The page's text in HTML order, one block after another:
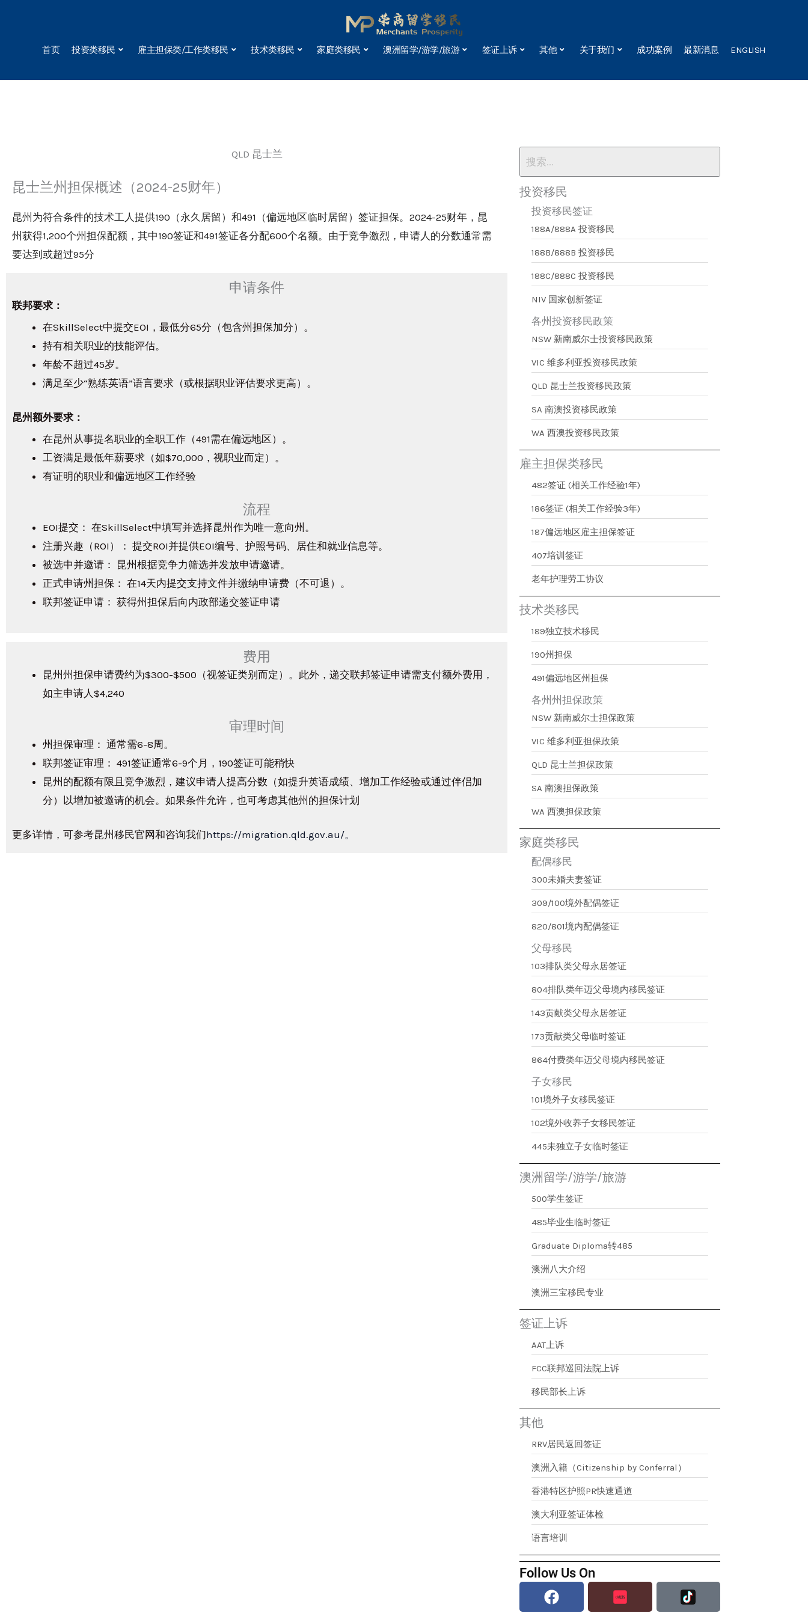
首页 投资类移民 雇主担保类/工作类移民 技术类移民 家庭类移民 澳洲留学/游学/旅游 签证上诉 其他 关于我们 成功案例 最新消息 ENGLISH
QLD 昆士兰
昆士兰州担保概述（2024-25财年）
昆州为符合条件的技术工人提供190（永久居留）和491（偏远地区临时居留）签证担保。2024-25财年，昆
州获得1,200个州担保配额，其中190签证和491签证各分配600个名额。由于竞争激烈，申请人的分数通常需
要达到或超过95分​
申请条件
联邦要求：
在SkillSelect中提交EOI，最低分65分（包含州担保加分）。
持有相关职业的技能评估。
年龄不超过45岁。
满足至少“熟练英语”语言要求（或根据职业评估要求更高）。
昆州额外要求：
在昆州从事提名职业的全职工作（491需在偏远地区）。
工资满足最低年薪要求（如$70,000，视职业而定）。
有证明的职业和偏远地区工作经验​
流程
EOI提交： 在SkillSelect中填写并选择昆州作为唯一意向州。
注册兴趣（ROI）： 提交ROI并提供EOI编号、护照号码、居住和就业信息等。
被选中并邀请： 昆州根据竞争力筛选并发放申请邀请。
正式申请州担保： 在14天内提交支持文件并缴纳申请费（不可退）。
联邦签证申请： 获得州担保后向内政部递交签证申请​
费用
昆州州担保申请费约为$300-$500（视签证类别而定）。此外，递交联邦签证申请需支付额外费用，
如主申请人$4,240​
审理时间
州担保审理： 通常需6-8周。
联邦签证审理： 491签证通常6-9个月，190签证可能稍快
昆州的配额有限且竞争激烈，建议申请人提高分数（如提升英语成绩、增加工作经验或通过伴侣加
分）以增加被邀请的机会。如果条件允许，也可考虑其他州的担保计划​
更多详情，可参考昆州移民官网和咨询我们https://migration.qld.gov.au/。
投资移民
投资移民签证
188A/888A 投资移民
188B/888B 投资移民
188C/888C 投资移民
NIV 国家创新签证
各州投资移民政策
NSW 新南威尔士投资移民政策
VIC 维多利亚投资移民政策
QLD 昆士兰投资移民政策
SA 南澳投资移民政策
WA 西澳投资移民政策
雇主担保类移民
482签证 (相关工作经验1年)
186签证 (相关工作经验3年)
187偏远地区雇主担保签证
407培训签证
老年护理劳工协议
技术类移民
189独立技术移民
190州担保
491偏远地区州担保
各州州担保政策
NSW 新南威尔士担保政策
VIC 维多利亚担保政策
QLD 昆士兰担保政策
SA 南澳担保政策
WA 西澳担保政策
家庭类移民
配偶移民
300未婚夫妻签证
309/100境外配偶签证
820/801境内配偶签证
父母移民
103排队类父母永居签证
804排队类年迈父母境内移民签证
143贡献类父母永居签证
173贡献类父母临时签证
864付费类年迈父母境内移民签证
子女移民
101境外子女移民签证
102境外收养子女移民签证
445未独立子女临时签证
澳洲留学/游学/旅游
500学生签证
485毕业生临时签证
Graduate Diploma转485
澳洲八大介绍
澳洲三宝移民专业
签证上诉
AAT上诉
FCC联邦巡回法院上诉
移民部长上诉
其他
RRV居民返回签证
澳洲入籍（Citizenship by Conferral）
香港特区护照PR快速通道
澳大利亚签证体检
语言培训
Follow Us On
Facebook